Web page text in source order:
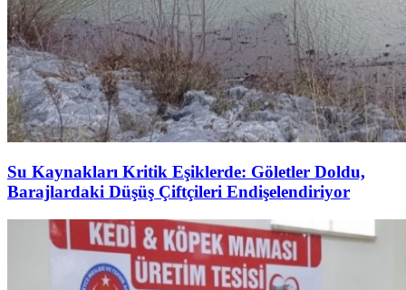
Su Kaynakları Kritik Eşiklerde: Göletler Doldu,
Barajlardaki Düşüş Çiftçileri Endişelendiriyor